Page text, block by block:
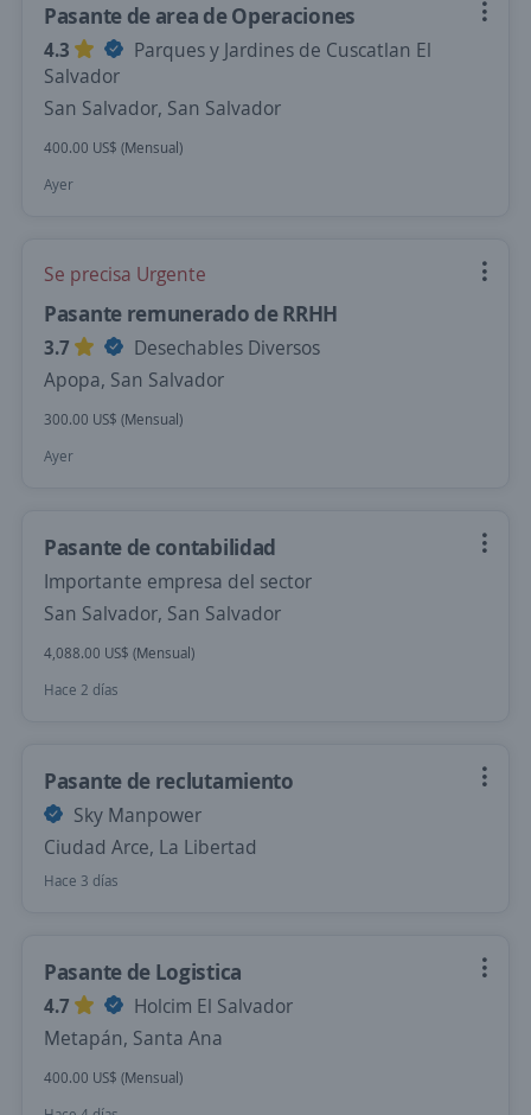
Pasante de area de Operaciones
4.3
Parques y Jardines de Cuscatlan El
Salvador
San Salvador, San Salvador
400.00 US$ (Mensual)
Ayer
Se precisa Urgente
Pasante remunerado de RRHH
3.7
Desechables Diversos
Apopa, San Salvador
300.00 US$ (Mensual)
Ayer
Pasante de contabilidad
Importante empresa del sector
San Salvador, San Salvador
4,088.00 US$ (Mensual)
Hace 2 días
Pasante de reclutamiento
Sky Manpower
Ciudad Arce, La Libertad
Hace 3 días
Pasante de Logistica
4.7
Holcim El Salvador
Metapán, Santa Ana
400.00 US$ (Mensual)